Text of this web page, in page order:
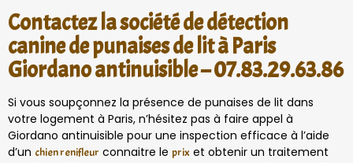
Contactez la société de détection
canine de punaises de lit à Paris
Giordano antinuisible –07.83.29.63.86
Si vous soupçonnez la présence de punaises de lit dans
votre logement à Paris, n’hésitez pas à faire appel à
Giordano antinuisible pour une inspection efficace à l’aide
d’un chien renifleur connaitre le prix et obtenir un traitement